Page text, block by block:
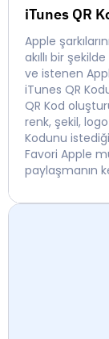
iTunes QR
Apple
akıllı bir
ve istenen
iTunes QR
QR Kod
renk, şekil,
Kodunu
Favori Apple
paylaşmanın